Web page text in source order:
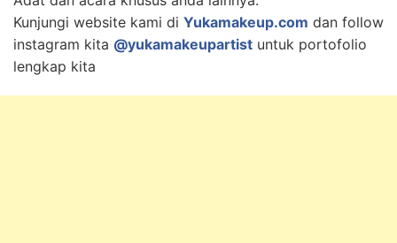
Kunjungi website kami di Yukamakeup.com dan follow
instagram kita @yukamakeupartist untuk portofolio
lengkap kita